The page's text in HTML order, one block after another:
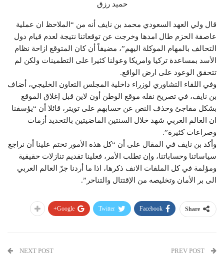
حميد رزق
قال ولي العهد السعودي محمد بن نايف أنه من “الملاحظ ان عملية
عاصفة الحزم طال امدها وخرجت عن توقعاتنا نتيجة لعدم قيام دول
التحالف بالمهام الموكلة اليهم”، مضيفاً أن كان المتوقع ازاحة نظام
الأسد بمساعدة تركيا وامريكا وعولنا كثيرا على التطمينات ولكن لم
تتحقق الوعود على ارض الواقع.
وفي اللقاء التشاوري لوزراء داخلية المجلس التعاون الخليجي، أضاف
بن نايف، في تصريح نقله موقع الوطن أون لاين قبل إغلاق الموقع
بشكل مفاجئ وحذف النص عن حسابهم على تويتر، قائلا أن “يؤسفنا
ان العالم العربي شهد خلال السنتين الماضيتين بالتحديد أزمات
وصراعات كثيرة”.
وأكد بن نايف في المقال على أن “كل هذه الأمور تحتم علينا أن نراجع
سياساتنا وحساباتنا، وإن تطلب الأمر، فعلينا تقديم تنازلات حقيقية
ومؤلمة في كل الملفات الانف ذكرها، اذا ما أردنا جرّ العالم العربي
الى بر الأمان وتخليصه من الإقتتال والتناحر”.
Share
Facebook
Twitter
Google+
NEXT POST